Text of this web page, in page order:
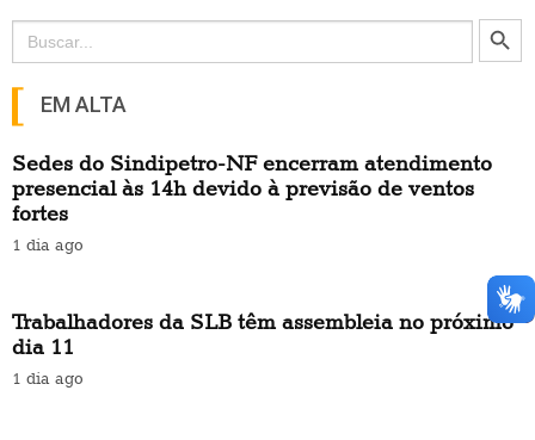
Search
for:
Search Button
EM ALTA
Sedes do Sindipetro-NF encerram atendimento
presencial às 14h devido à previsão de ventos
fortes
1 dia ago
Trabalhadores da SLB têm assembleia no próximo
dia 11
1 dia ago